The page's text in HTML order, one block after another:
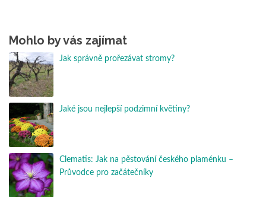
Mohlo by vás zajímat
Jak správně prořezávat stromy?
Jaké jsou nejlepší podzimní květiny?
Clematis: Jak na pěstování českého plaménku –
Průvodce pro začátečníky